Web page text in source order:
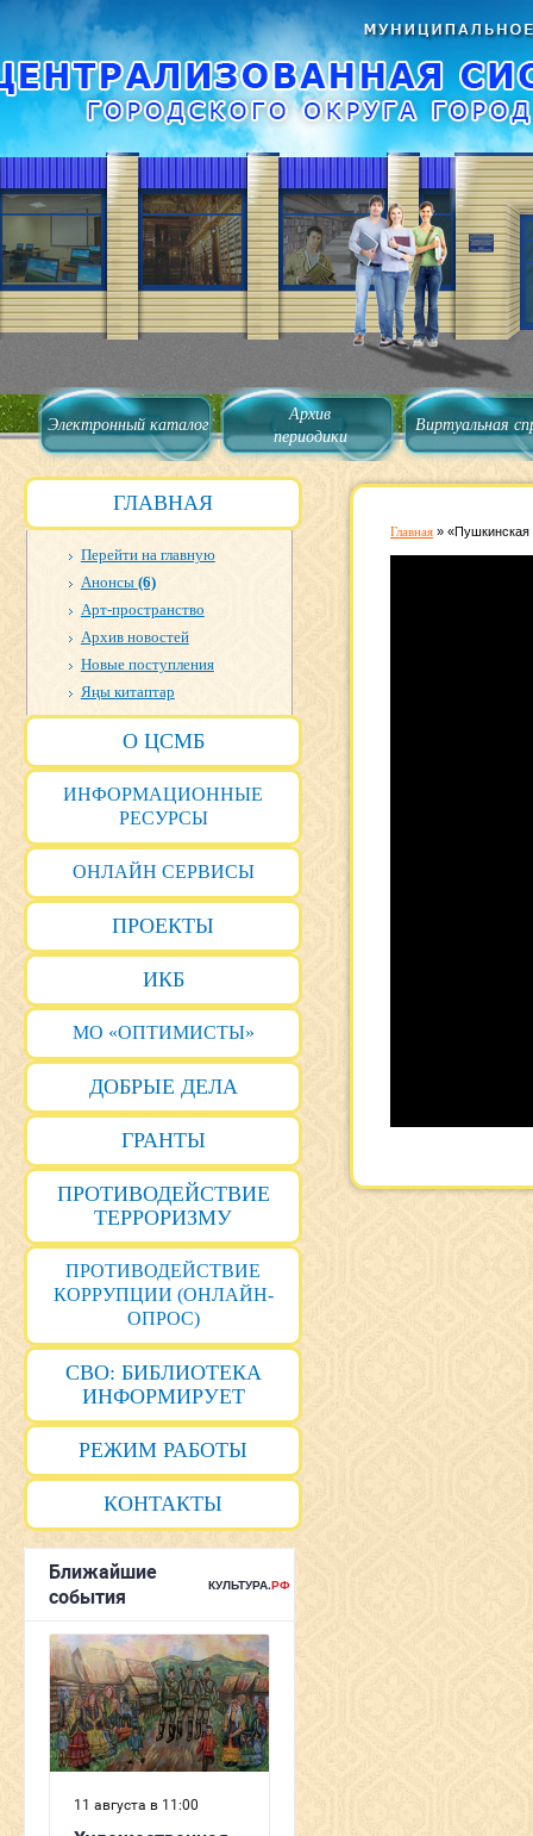
Электронный каталог
Архив
периодики
Виртуальная
ГЛАВНАЯ
Перейти на главную
Анонсы (6)
Арт-пространство
Архив новостей
Новые поступления
Яңы китаптар
О ЦСМБ
ИНФОРМАЦИОННЫЕ
РЕСУРСЫ
ОНЛАЙН СЕРВИСЫ
ПРОЕКТЫ
ИКБ
МО «ОПТИМИСТЫ»
ДОБРЫЕ ДЕЛА
ГРАНТЫ
ПРОТИВОДЕЙСТВИЕ
ТЕРРОРИЗМУ
ПРОТИВОДЕЙСТВИЕ
КОРРУПЦИИ (ОНЛАЙН-
ОПРОС)
СВО: БИБЛИОТЕКА
ИНФОРМИРУЕТ
РЕЖИМ РАБОТЫ
КОНТАКТЫ
Главная » «Пушкинская